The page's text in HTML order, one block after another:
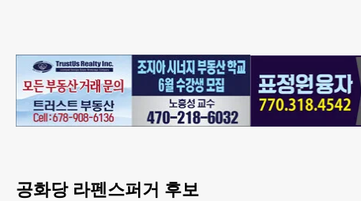
공화당 라펜스퍼거 후보